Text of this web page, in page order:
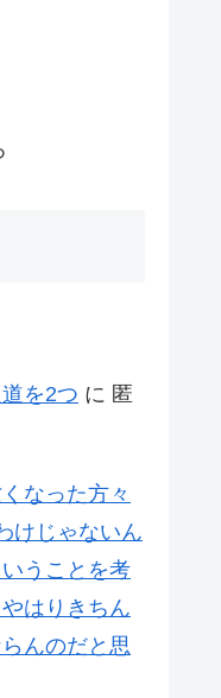
を2つ に 匿
なった方々
けじゃないん
うことを考
はりきちん
んのだと思